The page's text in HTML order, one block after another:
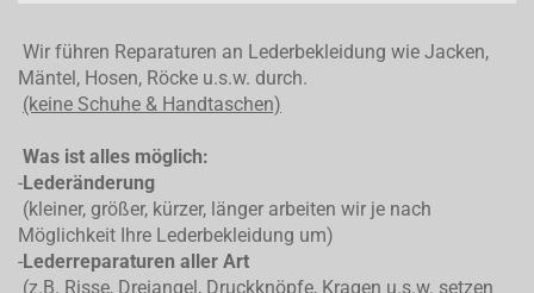
Wir führen Reparaturen an Lederbekleidung wie Jacken,
Mäntel, Hosen, Röcke u.s.w. durch.
(keine Schuhe & Handtaschen)
Was ist alles möglich:
-Lederänderung
(kleiner, größer, kürzer, länger arbeiten wir je nach
Möglichkeit Ihre Lederbekleidung um)
-Lederreparaturen aller Art
(z.B. Risse, Dreiangel, Druckknöpfe, Kragen u.s.w. setzen